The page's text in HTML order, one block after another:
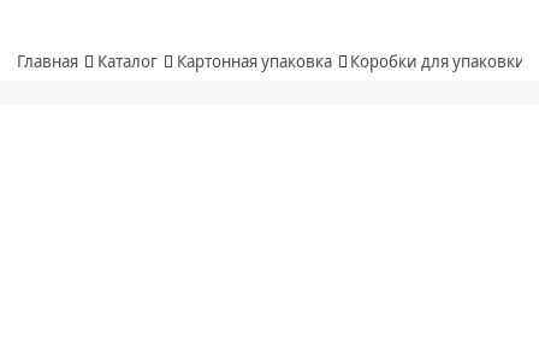
Главная Каталог Картонная упаковка Коробки для упаковки